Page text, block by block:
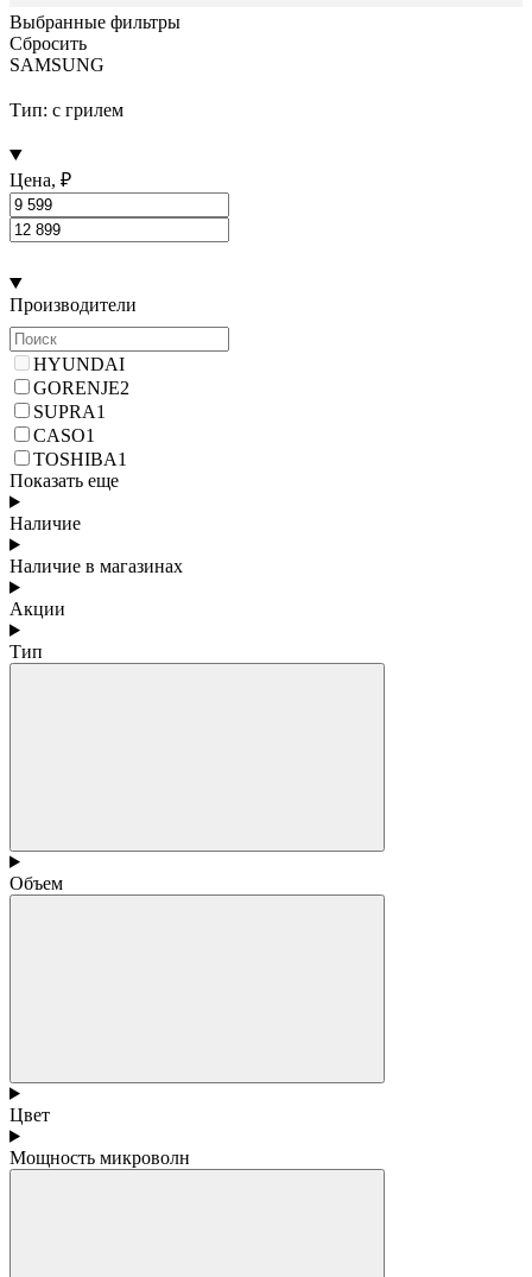
Выбранные фильтры
Сбросить
SAMSUNG
Тип: с грилем
Цена, ₽
Производители
HYUNDAI
GORENJE2
SUPRA1
CASO1
TOSHIBA1
Показать еще
Наличие
Наличие в магазинах
Акции
Тип
Объем
Цвет
Мощность микроволн